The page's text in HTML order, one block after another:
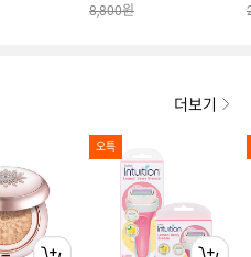
8,800원
더보기
오특